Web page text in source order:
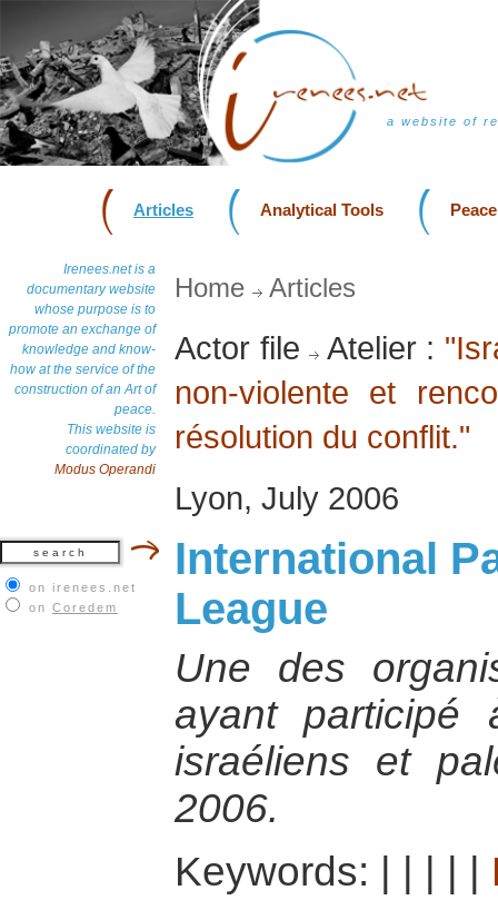
a website of
Articles Analytical Tools
Irenees.net is a
documentary website
whose purpose is to
promote an exchange of
knowledge and know-
how at the service of the
construction of an Art of
peace.
This website is
coordinated by
Modus Operandi
on irenees.net
on Coredem
Home Articles
Actor file Atelier :
non-violente et
résolution du conflit."
Lyon, July 2006
International
League
Une des
ayant participé
israéliens et
2006.
Keywords: